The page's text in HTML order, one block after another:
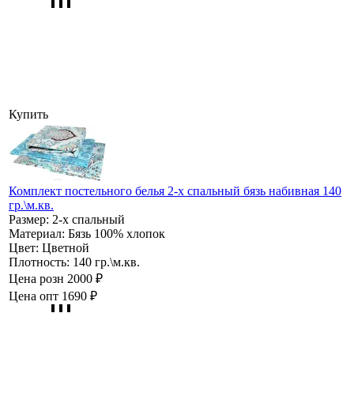
Купить
Комплект постельного белья 2-х спальный бязь набивная 140
гр.\м.кв.
Размер: 2-х спальный
Материал: Бязь 100% хлопок
Цвет: Цветной
Плотность: 140 гр.\м.кв.
Цена розн 2000 ₽
Цена опт 1690 ₽